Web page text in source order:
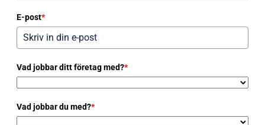
E-post*
Vad jobbar ditt företag med?*
Vad jobbar du med?*